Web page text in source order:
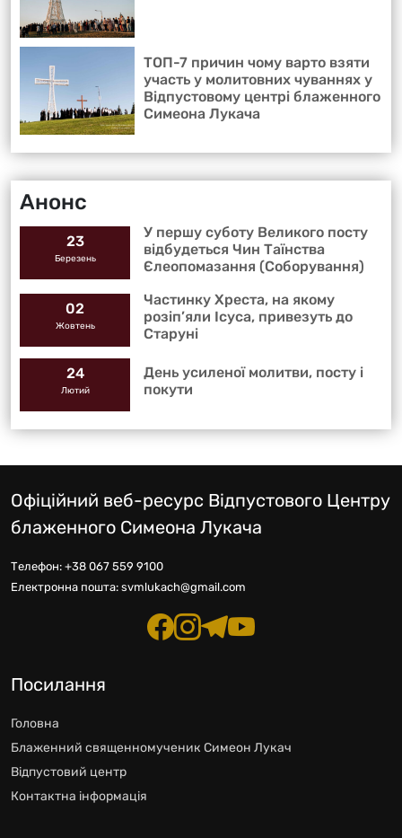
ТОП-7 причин чому варто взяти
участь у молитовних чуваннях у
Відпустовому центрі блаженного
Симеона Лукача
Анонс
23
Березень
У першу суботу Великого посту
відбудеться Чин Таїнства
Єлеопомазання (Соборування)
02
Жовтень
Частинку Хреста, на якому
розіп’яли Ісуса, привезуть до
Старуні
24
Лютий
День усиленої молитви, посту і
покути
Офіційний веб-ресурс Відпустового Центру
блаженного Симеона Лукача
Телефон: +38 067 559 9100
Електронна пошта: svmlukach@gmail.com
Посилання
Головна
Блаженний священномученик Симеон Лукач
Відпустовий центр
Контактна інформація